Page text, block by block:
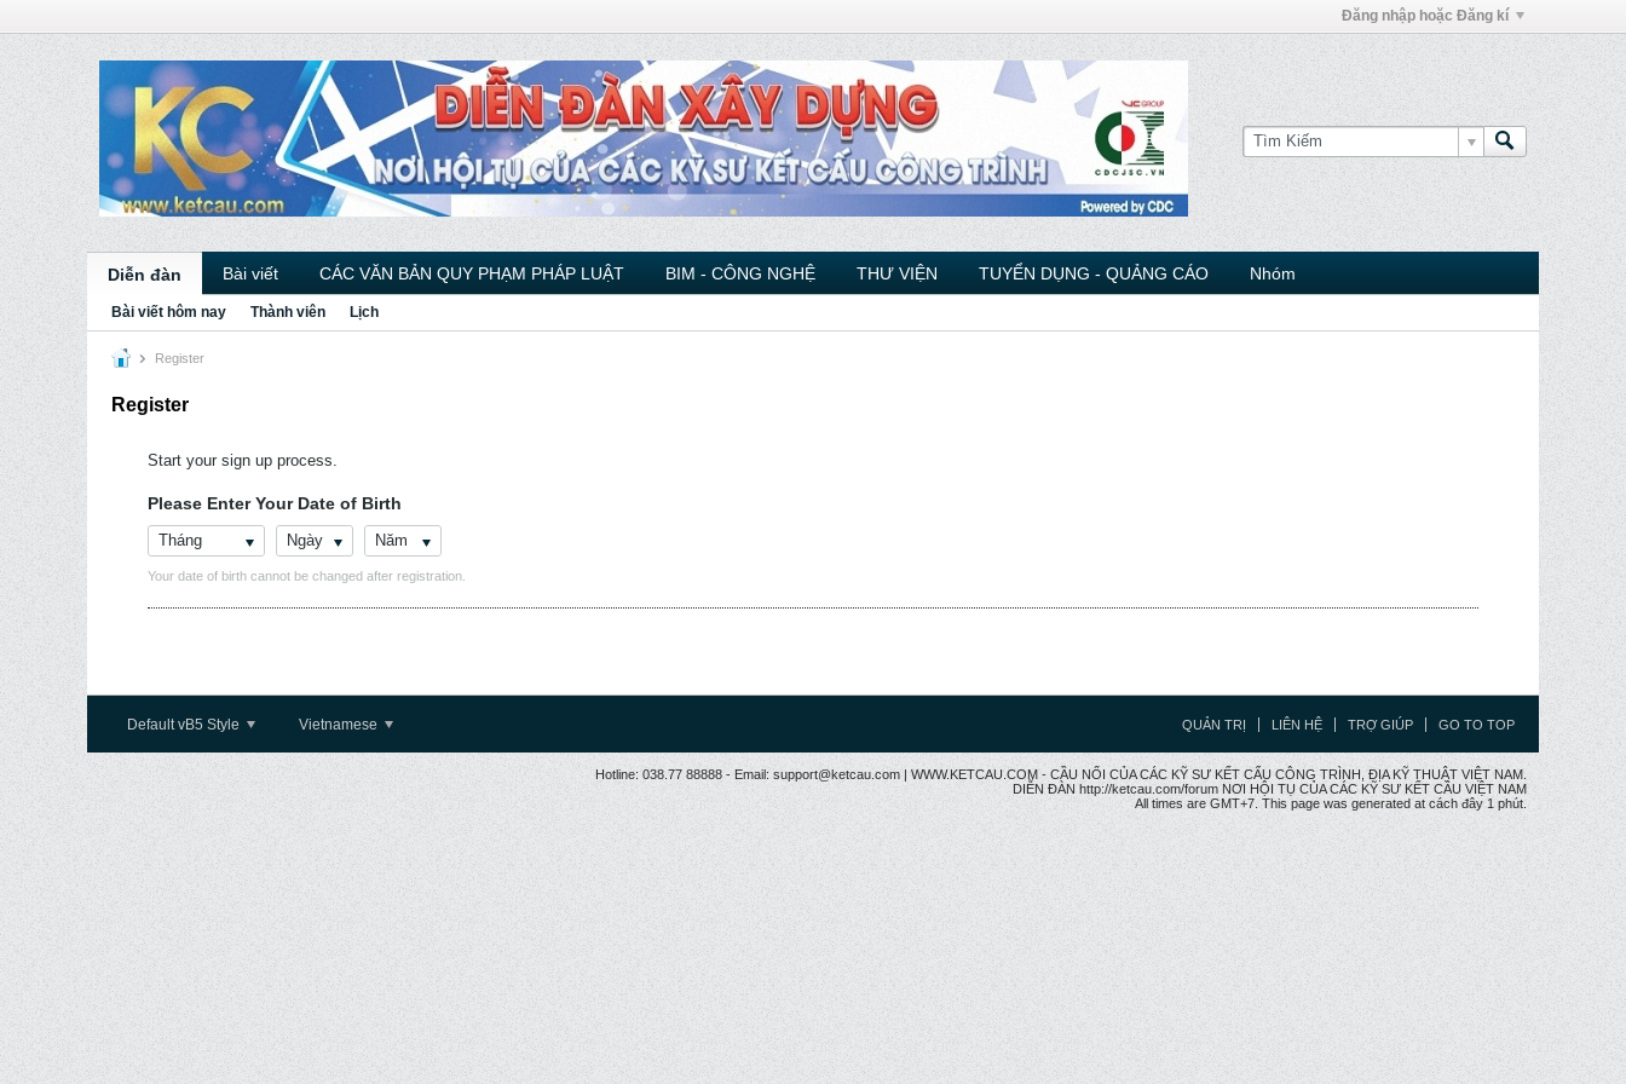
Đăng nhập hoặc Đăng kí
Diễn đàn Bài viết CÁC VĂN BẢN QUY PHẠM PHÁP LUẬT BIM - CÔNG NGHỆ THƯ VIỆN TUYỂN DỤNG - QUẢNG CÁO Nhóm
Bài viết hôm nay Thành viên Lịch
Register
Register
Start your sign up process.
Please Enter Your Date of Birth
Tháng Ngày Năm
Your date of birth cannot be changed after registration.
Default vB5 Style Vietnamese QUẢN TRỊ LIÊN HỆ TRỢ GIÚP GO TO TOP
Hotline: 038.77 88888 - Email: support@ketcau.com | WWW.KETCAU.COM - CẦU NỐI CỦA CÁC KỸ SƯ KẾT CẤU CÔNG TRÌNH, ĐỊA KỸ THUẬT VIỆT NAM.
DIỄN ĐÀN http://ketcau.com/forum NƠI HỘI TỤ CỦA CÁC KỸ SƯ KẾT CÂU VIỆT NAM
All times are GMT+7. This page was generated at cách đây 1 phút.